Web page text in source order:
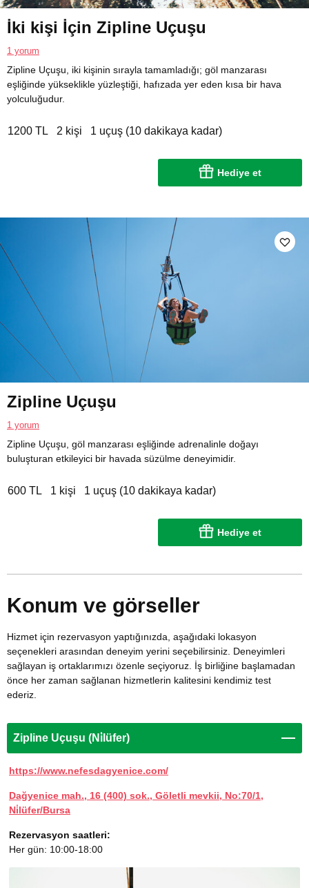
İki kişi İçin Zipline Uçuşu
1 yorum
Zipline Uçuşu, iki kişinin sırayla tamamladığı; göl manzarası
eşliğinde yükseklikle yüzleştiği, hafızada yer eden kısa bir hava
yolculuğudur.
1200 TL 2 kişi 1 uçuş (10 dakikaya kadar)
Hediye et
Zipline Uçuşu
1 yorum
Zipline Uçuşu, göl manzarası eşliğinde adrenalinle doğayı
buluşturan etkileyici bir havada süzülme deneyimidir.
600 TL 1 kişi 1 uçuş (10 dakikaya kadar)
Hediye et
Konum ve görseller
Hizmet için rezervasyon yaptığınızda, aşağıdaki lokasyon
seçenekleri arasından deneyim yerini seçebilirsiniz. Deneyimleri
sağlayan iş ortaklarımızı özenle seçiyoruz. İş birliğine başlamadan
önce her zaman sağlanan hizmetlerin kalitesini kendimiz test
ederiz.
Zipline Uçuşu (Ni̇lüfer)
https://www.nefesdagyenice.com/
Dağyenice mah., 16 (400) sok., Göletli mevkii, No:70/1,
Ni̇lüfer/Bursa
Rezervasyon saatleri:
Her gün: 10:00-18:00